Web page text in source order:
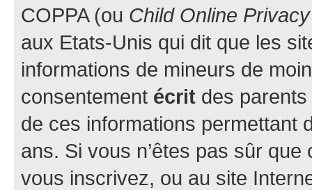
COPPA (ou Child Online
aux Etats-Unis qui dit que les
informations de mineurs de
consentement écrit des parents
de ces informations permettant
ans. Si vous n’êtes pas sûr
vous inscrivez, ou au site